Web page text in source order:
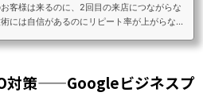
仕組み化する
お客様は来るのに、2回目の来店につながらな
には自信があるのにリピート率が上がらない
い自転車操業から抜け出したい」美容室経営
客獲得コストはリピーター維持の5倍かかる
則）とされており、リピート率を10%上げるこ
対策——Googleビジネスプ